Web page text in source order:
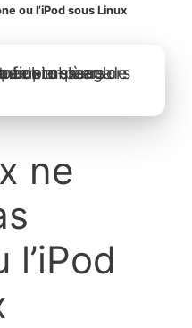
ou l’iPod sous Linux
ne
l’iPod